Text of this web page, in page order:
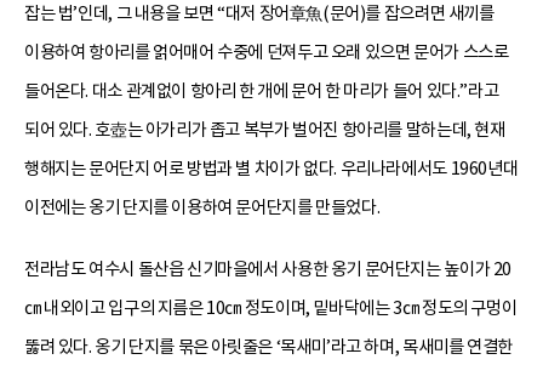
잡는 법’인데, 그 내용을 보면 “대저 장어章魚(문어)를 잡으려면 새끼를
이용하여 항아리를 얽어매어 수중에 던져두고 오래 있으면 문어가 스스로
들어온다. 대소 관계없이 항아리 한 개에 문어 한 마리가 들어 있다.”라고
되어 있다. 호壺는 아가리가 좁고 복부가 벌어진 항아리를 말하는데, 현재
행해지는 문어단지 어로 방법과 별 차이가 없다. 우리나라에서도 1960년대
이전에는 옹기 단지를 이용하여 문어단지를 만들었다.
전라남도 여수시 돌산읍 신기마을에서 사용한 옹기 문어단지는 높이가 20
㎝ 내외이고 입구의 지름은 10㎝ 정도이며, 밑바닥에는 3㎝ 정도의 구멍이
뚫려 있다. 옹기 단지를 묶은 아릿줄은 ‘목새미’라고 하며, 목새미를 연결한